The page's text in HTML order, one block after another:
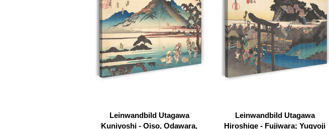
Leinwandbild Utagawa
Kuniyoshi - Oiso, Odawara,
Leinwandbild Utagawa
Hiroshige - Fujiwara; Yugyoji